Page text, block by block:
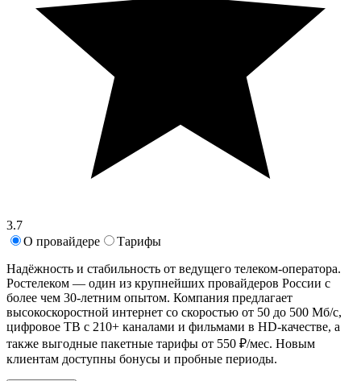
3.7
О провайдере
Тарифы
Надёжность и стабильность от ведущего телеком-оператора.
Ростелеком — один из крупнейших провайдеров России с
более чем 30-летним опытом. Компания предлагает
высокоскоростной интернет со скоростью от 50 до 500 Мб/с,
цифровое ТВ с 210+ каналами и фильмами в HD-качестве, а
также выгодные пакетные тарифы от 550 ₽/мес. Новым
клиентам доступны бонусы и пробные периоды.